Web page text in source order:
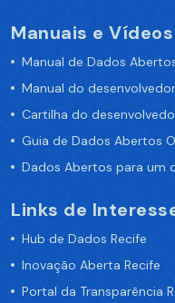
Manuais e Vídeos
Manual de Dados
Manual do
Cartilha do
Guia de Dados Abertos
Dados Abertos para um
Links de
Hub de Dados Recife
Inovação Aberta Recife
Portal da Transparência